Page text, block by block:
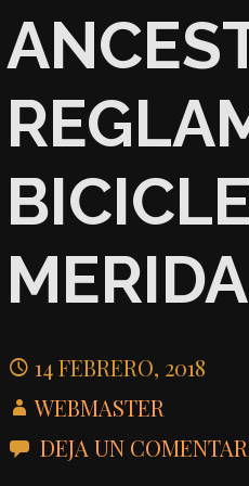
14 FEBRERO, 2018
WEBMASTER
DEJA UN